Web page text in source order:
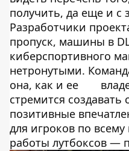
получить, да еще и с
Разработчики
пропуск, машины в
киберспортивного
нетронутыми.
она, как и ее
стремится
позитивные
для игроков по
работы лутбоксов —